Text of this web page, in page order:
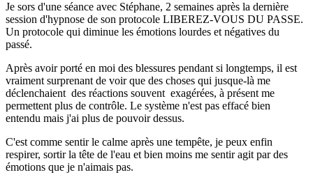
Je sors d'une séance avec Stéphane, 2 semaines après la dernière
session d'hypnose de son protocole LIBEREZ-VOUS DU PASSE.
Un protocole qui diminue les émotions lourdes et négatives du
passé.
Après avoir porté en moi des blessures pendant si longtemps, il est
vraiment surprenant de voir que des choses qui jusque-là me
déclenchaient des réactions souvent exagérées, à présent me
permettent plus de contrôle. Le système n'est pas effacé bien
entendu mais j'ai plus de pouvoir dessus.
C'est comme sentir le calme après une tempête, je peux enfin
respirer, sortir la tête de l'eau et bien moins me sentir agit par des
émotions que je n'aimais pas.